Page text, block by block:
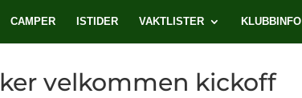
CAMPER ISTIDER VAKTLISTER KLUBBINFO
velkommen kickoff